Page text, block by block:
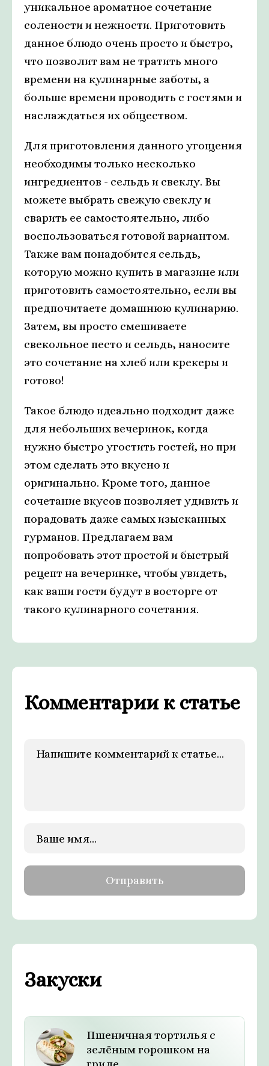
уникальное ароматное сочетание
солености и нежности. Приготовить
данное блюдо очень просто и быстро,
что позволит вам не тратить много
времени на кулинарные заботы, а
больше времени проводить с гостями и
наслаждаться их обществом.
Для приготовления данного угощения
необходимы только несколько
ингредиентов - сельдь и свеклу. Вы
можете выбрать свежую свеклу и
сварить ее самостоятельно, либо
воспользоваться готовой вариантом.
Также вам понадобится сельдь,
которую можно купить в магазине или
приготовить самостоятельно, если вы
предпочитаете домашнюю кулинарию.
Затем, вы просто смешиваете
свекольное песто и сельдь, наносите
это сочетание на хлеб или крекеры и
готово!
Такое блюдо идеально подходит даже
для небольших вечеринок, когда
нужно быстро угостить гостей, но при
этом сделать это вкусно и
оригинально. Кроме того, данное
сочетание вкусов позволяет удивить и
порадовать даже самых изысканных
гурманов. Предлагаем вам
попробовать этот простой и быстрый
рецепт на вечеринке, чтобы увидеть,
как ваши гости будут в восторге от
такого кулинарного сочетания.
Комментарии к статье
Закуски
Пшеничная тортилья с
зелёным горошком на